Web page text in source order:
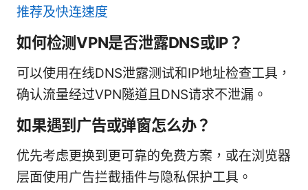
推荐及快连速度
如何检测VPN是否泄露DNS或IP？
可以使用在线DNS泄露测试和IP地址检查工具，
确认流量经过VPN隧道且DNS请求不泄漏。
如果遇到广告或弹窗怎么办？
优先考虑更换到更可靠的免费方案，或在浏览器
层面使用广告拦截插件与隐私保护工具。